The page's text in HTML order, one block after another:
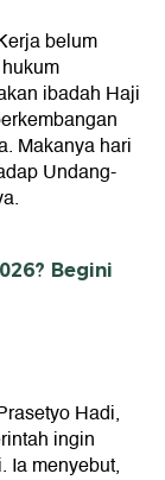
belum
ibadah Haji
Makanya hari
Undang-
Begini
Hadi,
ingin
Ia menyebut,